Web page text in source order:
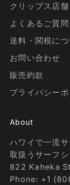
クリップス店舗
よくあるご質問
送料・関税につ
お問い合わせ
販売約款
プライバシー
About
ハワイで一流
取扱うサーフシ
822 Kaheka
Phone: +1